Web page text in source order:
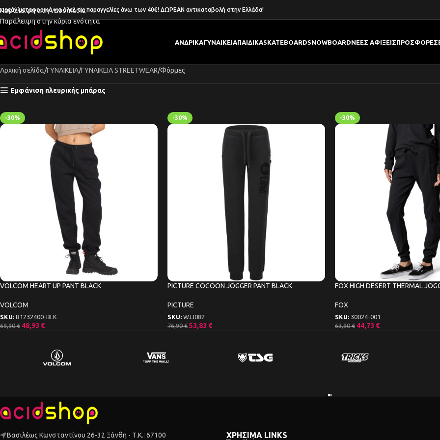
Παράλειψη στη ναυσιπλοΐα
Παράλειψη στην κύρια ενότητα
μεταφορικά για όλες τις παραγγελίες άνω των 40€! ΔΩΡΕΑΝ αντικαταβολή στην Ελλάδα!
ΑΝΔΡΙΚΑΓΥΝΑΙΚΕΙΑΠΑΙΔΙΚΑSKATEBOARDSNOWBOARDΝΕΕΣ ΑΦΙΞΕΙΣΠΡΟΣΦΟΡΕΣ
Αρχική σελίδα ΓΥΝΑΙΚΕΙΑ ΓΥΝΑΙΚΕΙΑ STREETWEAR Φόρμες
Εμφάνιση πλευρικής μπάρας
-30%
VOLCOM HEART UP PANT BLACK
VOLCOM
SKU: B1232400-BLK
69,90€ 48,93 €
-30%
PICTURE COCOON JOGGER PANT BLACK
PICTURE
SKU: WJJ082
76,90€ 53,83 €
-30%
FOX HIGH DESERT THERMAL
FOX
SKU: 30024-001
63,90€ 44,73 €
Βασιλέως Κωνσταντίνου 26-32 Ξάνθη - Τ.Κ.: 67100 ΧΡΗΣΙΜΑ LINKS